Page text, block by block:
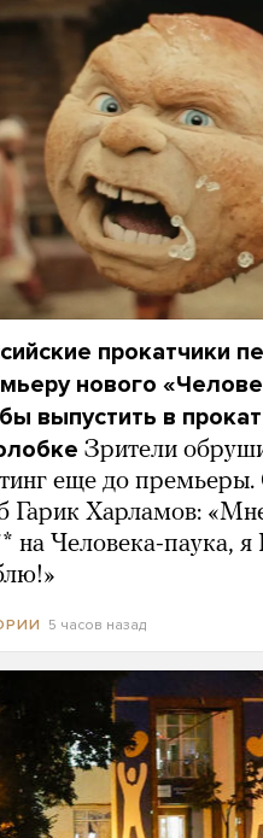
прокатчики
нового
выпустить в
Зрители
еще до
Гарик Харламов:
на Человека-паука, я
5 часов назад